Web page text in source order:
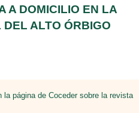
A DOMICILIO EN LA
ALTO ÓRBIGO